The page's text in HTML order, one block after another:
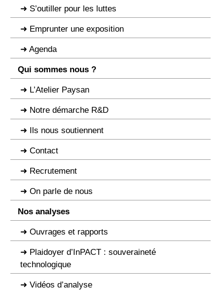
S’outiller pour les luttes
Emprunter une exposition
Agenda
Qui sommes nous ?
L’Atelier Paysan
Notre démarche R&D
Ils nous soutiennent
Contact
Recrutement
On parle de nous
Nos analyses
Ouvrages et rapports
Plaidoyer d’InPACT : souveraineté
technologique
Vidéos d’analyse